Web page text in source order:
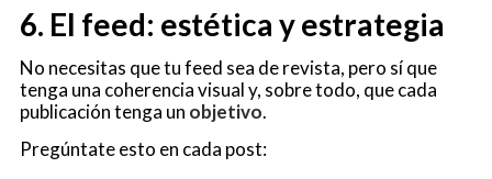
6. El feed: estética y estrategia
No necesitas que tu feed sea de revista, pero sí que
tenga una coherencia visual y, sobre todo, que cada
publicación tenga un objetivo.
Pregúntate esto en cada post: